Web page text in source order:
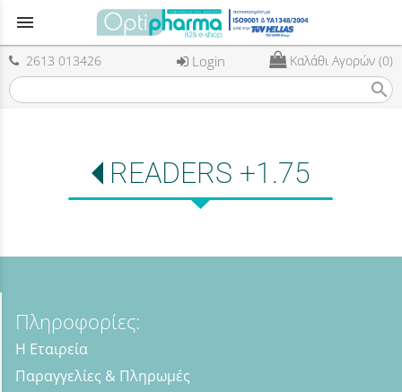
menu
2613 013426 Login Καλάθι Αγορών (0)
search
READERS +1.75
Πληροφορίες:
Η Εταιρεία
Παραγγελίες & Πληρωμές